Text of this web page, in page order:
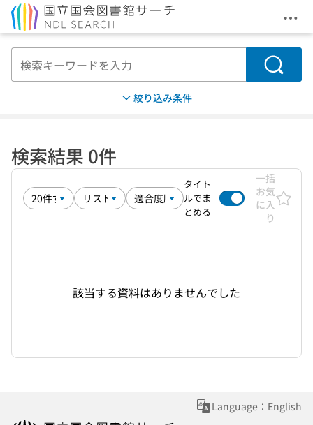
メ
検索
絞り込み条件
検索結果 0件
タイト
ルでま
とめる
一括
お気
に入
り
該当する資料はありませんでした
Language：English